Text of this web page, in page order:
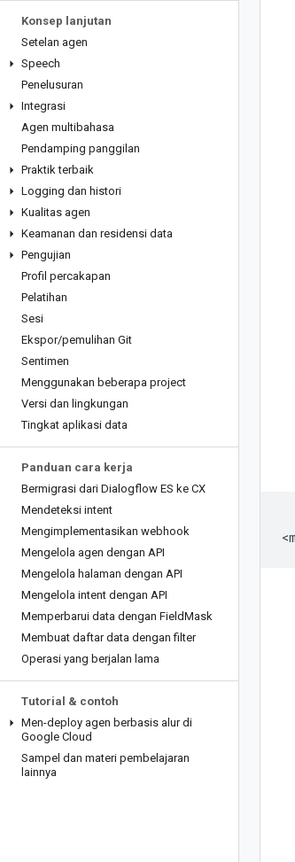
Konsep lanjutan
Setelan agen
Speech
Penelusuran
Integrasi
Agen multibahasa
Pendamping panggilan
Praktik terbaik
Logging dan histori
Kualitas agen
Keamanan dan residensi data
Pengujian
Profil percakapan
Pelatihan
Sesi
Ekspor/pemulihan Git
Sentimen
Menggunakan beberapa project
Versi dan lingkungan
Tingkat aplikasi data
Panduan cara kerja
Bermigrasi dari Dialogflow ES ke CX
Mendeteksi intent
Mengimplementasikan webhook
Mengelola agen dengan API
Mengelola halaman dengan API
Mengelola intent dengan API
Memperbarui data dengan FieldMask
Membuat daftar data dengan filter
Operasi yang berjalan lama
Tutorial & contoh
Men-deploy agen berbasis alur di
Google Cloud
Sampel dan materi pembelajaran
lainnya